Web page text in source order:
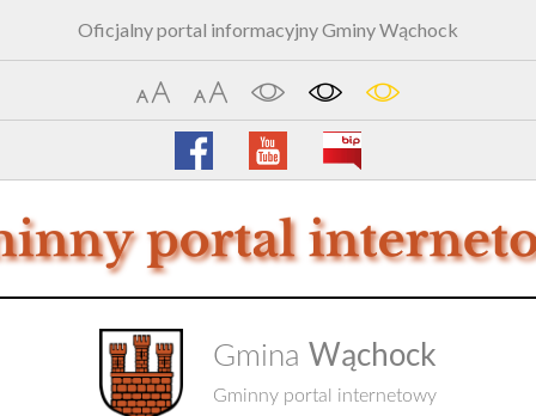
Oficjalny portal informacyjny Gminy Wąchock
Gmina Wąchock
Gminny portal internetowy